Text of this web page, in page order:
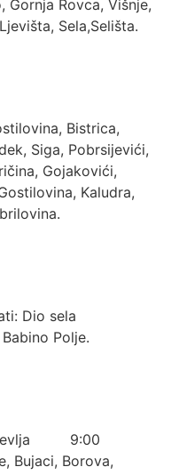
Rovca, Višnje,
Sela,Selišta.
Bistrica,
Siga, Pobrsijevići,
Gojakovići,
Kaludra,
Dio sela
Polje.
Pljevlja 9:00
Bujaci, Borova,